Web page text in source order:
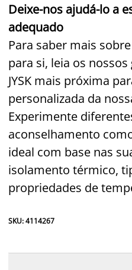
Deixe-nos ajudá-lo a
adequado
Para saber mais
para si, leia os
JYSK mais próxima
personalizada da
Experimente
aconselhamento
ideal com base nas
isolamento térmico,
propriedades de
SKU: 4114267